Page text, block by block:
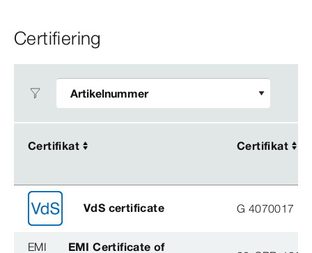
Certifiering
Certifikat Certifikat
Certifikat Certifikat
VdS certificate G 4070017
EMI EMI Certificate of